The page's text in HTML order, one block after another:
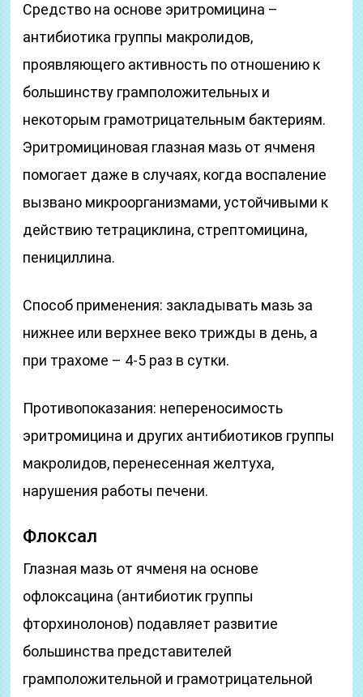
Средство на основе эритромицина –
антибиотика группы макролидов,
проявляющего активность по отношению к
большинству грамположительных и
некоторым грамотрицательным бактериям.
Эритромициновая глазная мазь от ячменя
помогает даже в случаях, когда воспаление
вызвано микроорганизмами, устойчивыми к
действию тетрациклина, стрептомицина,
пенициллина.
Способ применения: закладывать мазь за
нижнее или верхнее веко трижды в день, а
при трахоме – 4-5 раз в сутки.
Противопоказания: непереносимость
эритромицина и других антибиотиков группы
макролидов, перенесенная желтуха,
нарушения работы печени.
Флоксал
Глазная мазь от ячменя на основе
офлоксацина (антибиотик группы
фторхинолонов) подавляет развитие
большинства представителей
грамположительной и грамотрицательной